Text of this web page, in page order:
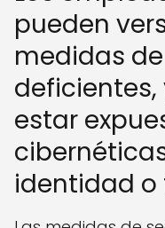
pueden
medidas
estar
identidad o